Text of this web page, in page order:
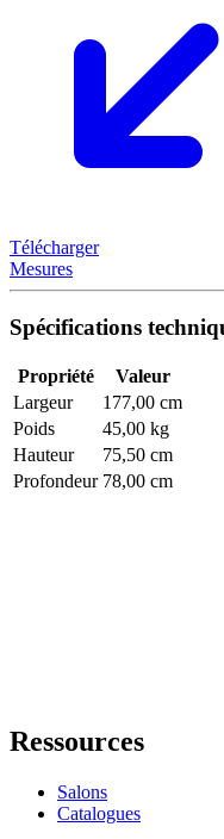
Télécharger
Mesures
Spécifications
Propriété
Valeur
Largeur
177,00 cm
Poids
45,00 kg
Hauteur
75,50 cm
Profondeur 78,00 cm
Ressources
Salons
Catalogues